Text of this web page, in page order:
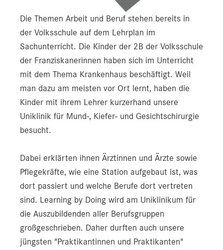
Die Themen Arbeit und Beruf stehen bereits in
der Volksschule auf dem Lehrplan im
Sachunterricht. Die Kinder der 2B der Volksschule
der Franziskanerinnen haben sich im Unterricht
mit dem Thema Krankenhaus beschäftigt. Weil
man dazu am meisten vor Ort lernt, haben die
Kinder mit ihrem Lehrer kurzerhand unsere
Uniklinik für Mund-, Kiefer- und Gesichtschirurgie
besucht.
Dabei erklärten ihnen Ärztinnen und Ärzte sowie
Pflegekräfte, wie eine Station aufgebaut ist, was
dort passiert und welche Berufe dort vertreten
sind. Learning by Doing wird am Uniklinikum für
die Auszubildenden aller Berufsgruppen
großgeschrieben. Daher durften auch unsere
jüngsten "Praktikantinnen und Praktikanten"